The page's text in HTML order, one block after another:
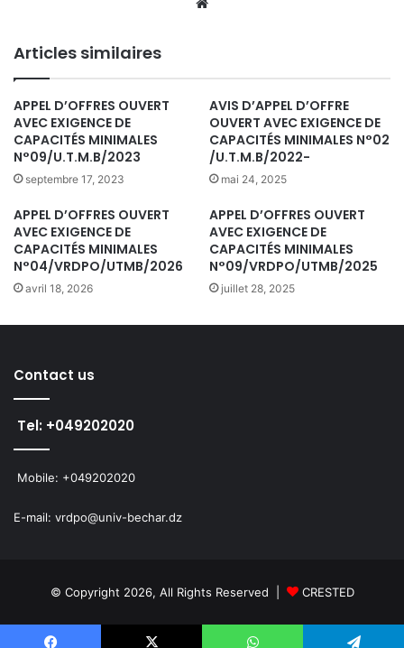
Articles similaires
APPEL D’OFFRES OUVERT
AVEC EXIGENCE DE
CAPACITÉS MINIMALES
N°09/U.T.M.B/2023
septembre 17, 2023
AVIS D’APPEL D’OFFRE
OUVERT AVEC EXIGENCE DE
CAPACITÉS MINIMALES N°02
/U.T.M.B/2022-
mai 24, 2025
APPEL D’OFFRES OUVERT
AVEC EXIGENCE DE
CAPACITÉS MINIMALES
N°04/VRDPO/UTMB/2026
avril 18, 2026
APPEL D’OFFRES OUVERT
AVEC EXIGENCE DE
CAPACITÉS MINIMALES
N°09/VRDPO/UTMB/2025
juillet 28, 2025
Contact us
Tel: +049202020
Mobile: +049202020
E-mail: vrdpo@univ-bechar.dz
© Copyright 2026, All Rights Reserved | CRESTED